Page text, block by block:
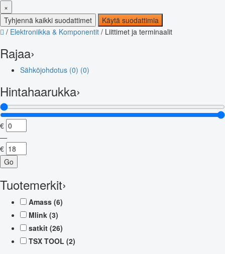
×
Tyhjennä kaikki suodattimet
Käytä suodattimia
/ Elektroniikka & Komponentit / Liittimet ja terminaalit
Rajaa›
Sähköjohdotus (0) (0)
Hintahaarukka›
€
—
€
Go
Tuotemerkit›
Amass (6)
Mlink (3)
satkit (26)
TSX TOOL (2)